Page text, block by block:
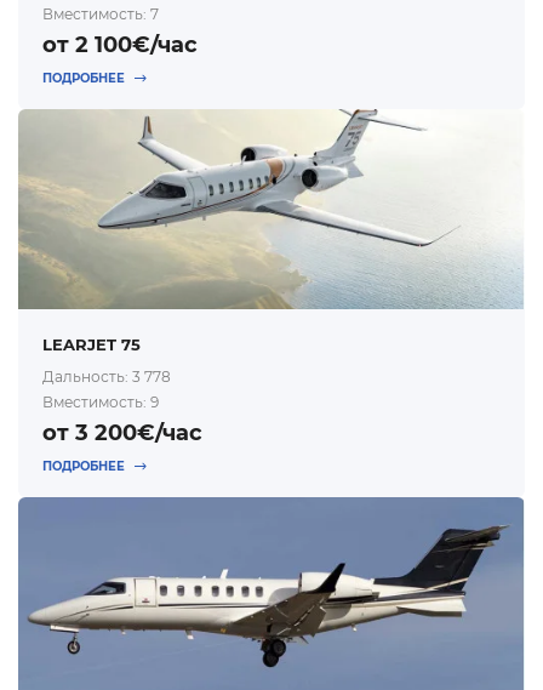
Вместимость: 7
от 2 100€/час
ПОДРОБНЕЕ
LEARJET 75
Дальность: 3 778
Вместимость: 9
от 3 200€/час
ПОДРОБНЕЕ